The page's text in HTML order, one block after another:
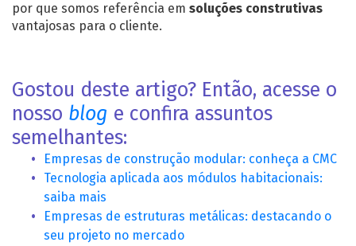
por que somos referência em soluções construtivas
vantajosas para o cliente.
Gostou deste artigo? Então, acesse o
nosso blog e confira assuntos
semelhantes:
Empresas de construção modular: conheça a CMC
Tecnologia aplicada aos módulos habitacionais:
saiba mais
Empresas de estruturas metálicas: destacando o
seu projeto no mercado